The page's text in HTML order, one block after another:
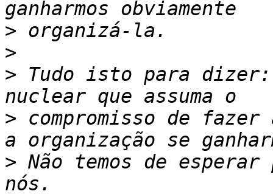
>
>
> Tudo isto para dizer:
> compromisso de
> Não temos de esperar